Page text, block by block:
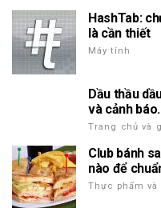
HashTab:
là cần thiết
Máy tính
Dầu thầu
và cảnh báo.
Trang chủ và
Club bánh
nào để
Thực phẩm và